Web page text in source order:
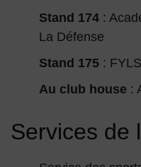
Stand 174 :
La Défense
Stand 175 :
Au club house :
Services de